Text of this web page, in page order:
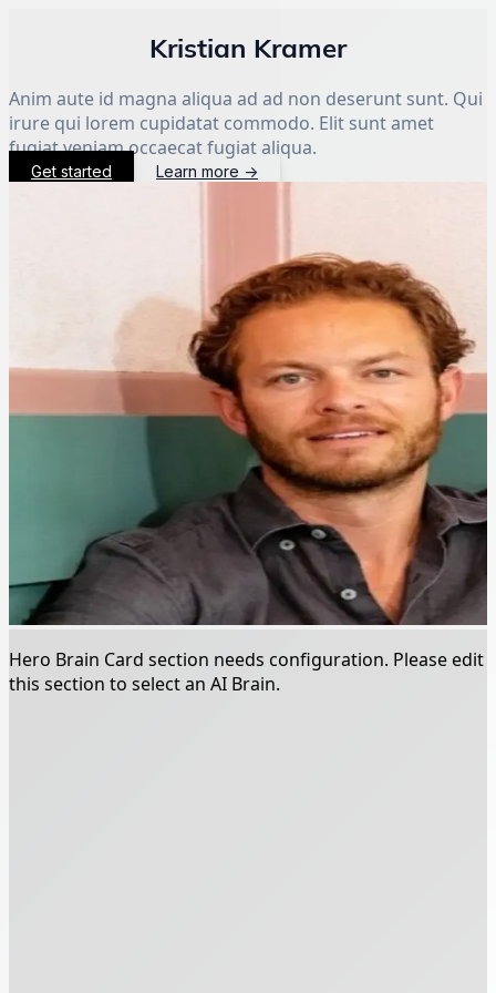
Kristian Kramer
Anim aute id magna aliqua ad ad non deserunt sunt. Qui
irure qui lorem cupidatat commodo. Elit sunt amet
fugiat veniam occaecat fugiat aliqua.
Get started Learn more →
Hero Brain Card section needs configuration. Please edit
this section to select an AI Brain.